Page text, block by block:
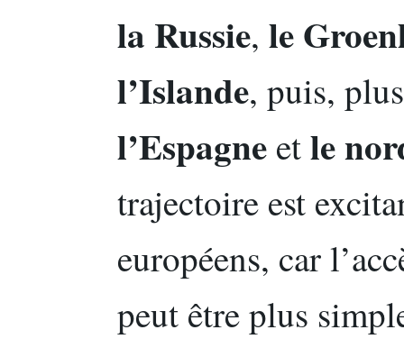
la Russie, le
l’Islande, puis,
l’Espagne etle
trajectoire est
européens, car
peut être plus